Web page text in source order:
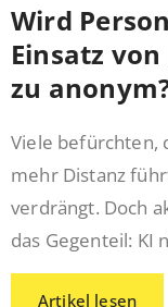
Wird
Einsatz
zu
Viele befürchten,
mehr Distanz
verdrängt. Doch
das Gegenteil: KI
Artikel lesen